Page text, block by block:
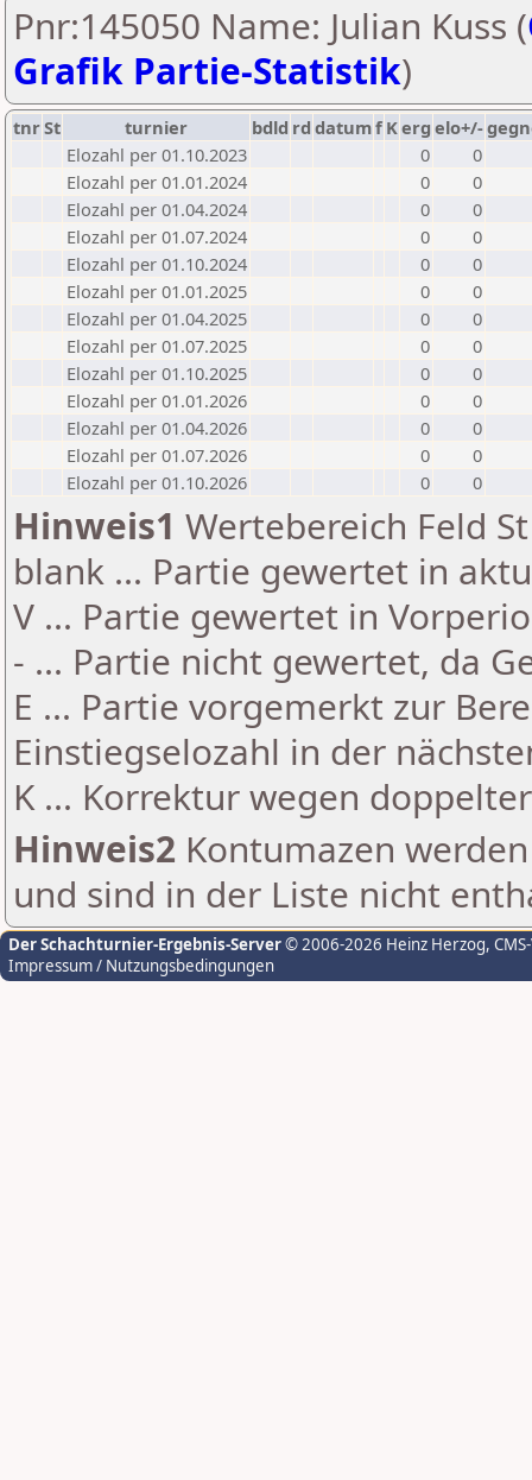
Pnr:145050 Name: Julian Kuss (
Grafik Partie-Statistik)
tnrSt turnier bdld rd datumf Kerg elo+/-
Elozahl per 01.10.2023
0
0
Elozahl per 01.01.2024
0
0
Elozahl per 01.04.2024
0
0
Elozahl per 01.07.2024
0
0
Elozahl per 01.10.2024
0
0
Elozahl per 01.01.2025
0
0
Elozahl per 01.04.2025
0
0
Elozahl per 01.07.2025
0
0
Elozahl per 01.10.2025
0
0
Elozahl per 01.01.2026
0
0
Elozahl per 01.04.2026
0
0
Elozahl per 01.07.2026
0
0
Elozahl per 01.10.2026
0 0
Hinweis1 Wertebereich Feld
blank ... Partie gewertet in
V ... Partie gewertet in
- ... Partie nicht gewertet, da
E ... Partie vorgemerkt zur
Einstiegselozahl in der
K ... Korrektur wegen
Hinweis2 Kontumazen
und sind in der Liste nicht
Der Schachturnier-Ergebnis-Server© 2006-2026 Heinz Herzog,
Impressum / Nutzungsbedingungen